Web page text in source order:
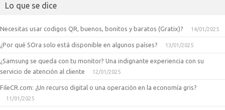
Lo que se dice
Necesitas usar codigos QR, buenos, bonitos y baratos (Gratix)? 14/01/2025
¿Por qué SOra solo está disponible en algunos países? 13/01/2025
¿Samsung se queda con tu monitor? Una indignante experiencia con su
servicio de atención al cliente
12/01/2025
FileCR.com: ¿Un recurso digital o una operación en la economía gris?
11/01/2025